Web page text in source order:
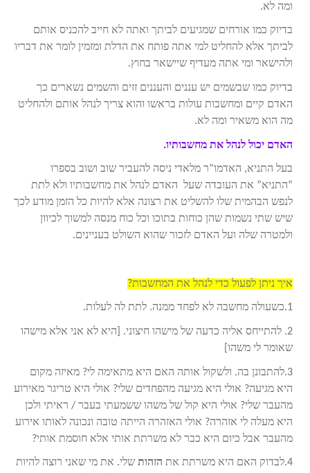
ומה לא.
בדיוק כמו אורחים שמגיעים לביתך ואתה לא חייב להכניס אותם
לביתך אלא להחליט למי אתה פותח את הדלת ומזמין לומר את דבריו
ולהישאר ומי אתה מעדיף שיישאר בחוץ.
בדיוק כמו שבשמים יש עננים והעננים זזים והשמים נשארים כך
האדם קיים ומחשבות עולות בראשו והוא צריך לנהל אותם ולהחליט
מה הוא משאיר ומה לא.
האדם יכול לנהל את מחשבותיו.
בעל התניא, האדמו”ר מלאדי ניסה להעביר שוב ושוב בספרו
“התניא” את העובדה שעל האדם לנהל את מחשבותיו ולא לתת
לנפש הבהמית שלו להשליט את רצונה אלא להיות כל הזמן מודע לכך
שיש שתי נשמות שהן כוחות בתוכו וכל כוח מנסה למשוך לכיוון
ולמטרה שלה ועל האדם לזכור שהוא השולט בעניינים.
איך ניתן לפעול כדי לנהל את המחשבות?
1.כשעולה מחשבה לא לפחד ממנה. לתת לה לעלות.
2. להתייחס אליה כדעה של מישהו חיצוני. [היא לא אני אלא מישהו
שאומר לי משהו]
3.להתבונן בה. ולשקול אותה האם היא מתאימה לי? מאיזה מקום
היא מגיעה? אולי היא מגיעה מהפחדים שלי? אולי היא טריגר מאירוע
מהעבר שלי? אולי היא קול של משהו ששמעתי בעבר / ראיתי ולכן
היא מעלה לי אזהרה? אולי האזהרה הייתה טובה ונכונה לאותו אירוע
מהעבר אבל כיום היא כבר לא משרתת אותי אלא חוסמת אותי?
4.לבדוק האם היא משרתת את הזהות שלי. את מי שאני רוצה להיות